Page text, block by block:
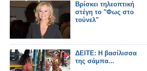
Βρίσκει τηλεοπτική
στέγη το "Φως στο
τούνελ"
ΔΕΙΤΕ: Η βασίλισσα
της σάμπα...